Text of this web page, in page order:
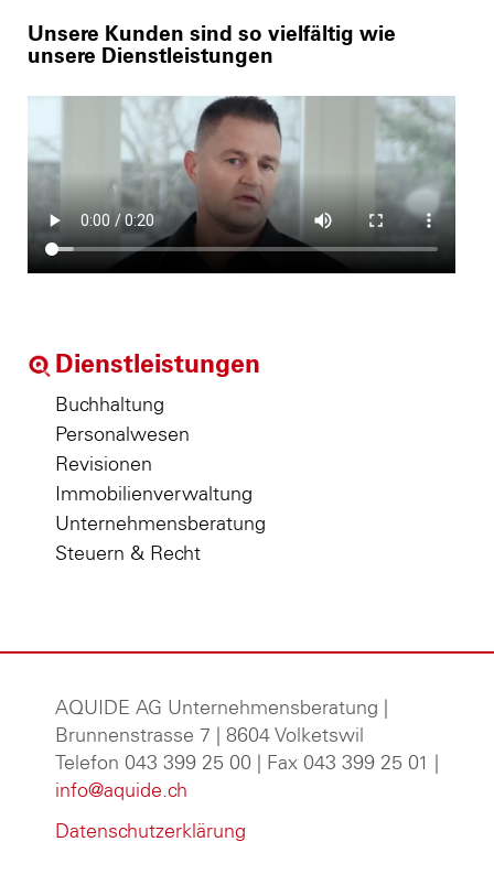
Unsere Kunden sind so vielfältig wie
unsere Dienstleistungen
Dienstleistungen
Buchhaltung
Personalwesen
Revisionen
Immobilienverwaltung
Unternehmensberatung
Steuern & Recht
AQUIDE AG Unternehmensberatung
Brunnenstrasse 7 | 8604 Volketswil
Telefon 043 399 25 00 | Fax 043 399 25 01 |
info@aquide.ch
Datenschutzerklärung